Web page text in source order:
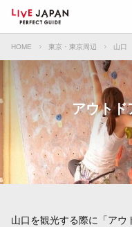
HOME 東京・東京周辺 山口
アウトド
山口を観光する際に「アウ